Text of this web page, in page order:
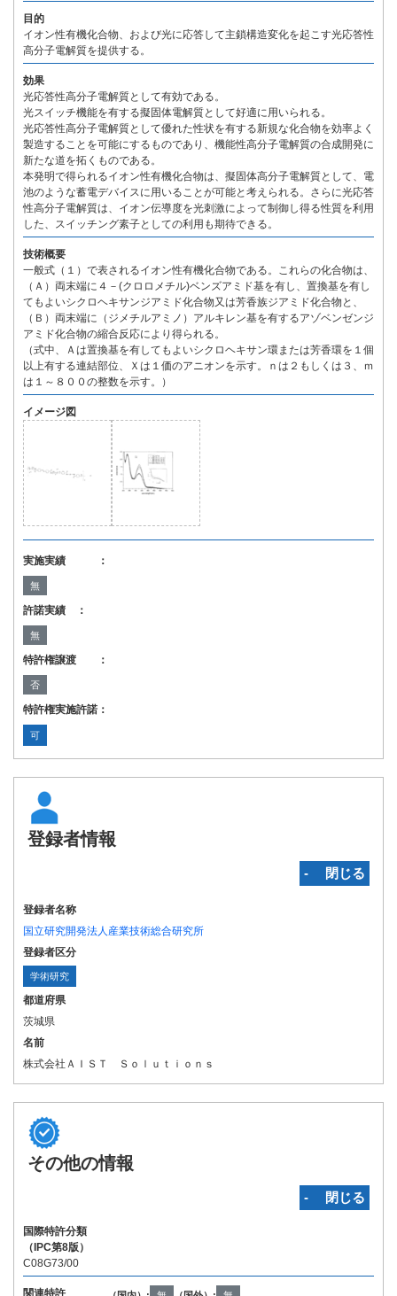
目的
イオン性有機化合物、および光に応答して主鎖構造変化を起こす光応答性
高分子電解質を提供する。
効果
光応答性高分子電解質として有効である。
光スイッチ機能を有する擬固体電解質として好適に用いられる。
光応答性高分子電解質として優れた性状を有する新規な化合物を効率よく
製造することを可能にするものであり、機能性高分子電解質の合成開発に
新たな道を拓くものである。
本発明で得られるイオン性有機化合物は、擬固体高分子電解質として、電
池のような蓄電デバイスに用いることが可能と考えられる。さらに光応答
性高分子電解質は、イオン伝導度を光刺激によって制御し得る性質を利用
した、スイッチング素子としての利用も期待できる。
技術概要
一般式（１）で表されるイオン性有機化合物である。これらの化合物は、
（Ａ）両末端に４－(クロロメチル)ベンズアミド基を有し、置換基を有し
てもよいシクロヘキサンジアミド化合物又は芳香族ジアミド化合物と、
（Ｂ）両末端に（ジメチルアミノ）アルキレン基を有するアゾベンゼンジ
アミド化合物の縮合反応により得られる。
（式中、Ａは置換基を有してもよいシクロヘキサン環または芳香環を１個
以上有する連結部位、Ｘは１価のアニオンを示す。ｎは２もしくは３、ｍ
は１～８００の整数を示す。）
イメージ図
実施実績 ：
無
許諾実績 ：
無
特許権譲渡 ：
否
特許権実施許諾：
可
登録者情報
‐ 閉じる
登録者名称
国立研究開発法人産業技術総合研究所
登録者区分
学術研究
都道府県
茨城県
名前
株式会社ＡＩＳＴ Ｓｏｌｕｔｉｏｎｓ
その他の情報
‐ 閉じる
国際特許分類
（IPC第8版）
C08G73/00
関連特許